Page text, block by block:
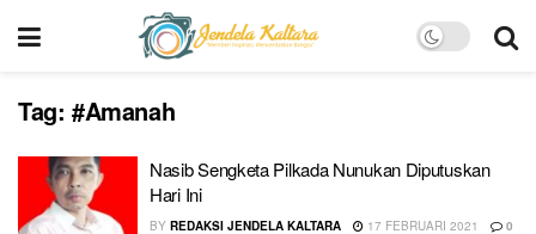
Tag: #Amanah
Nasib Sengketa Pilkada Nunukan Diputuskan
Hari Ini
BY REDAKSI JENDELA KALTARA 17 FEBRUARI 2021 0